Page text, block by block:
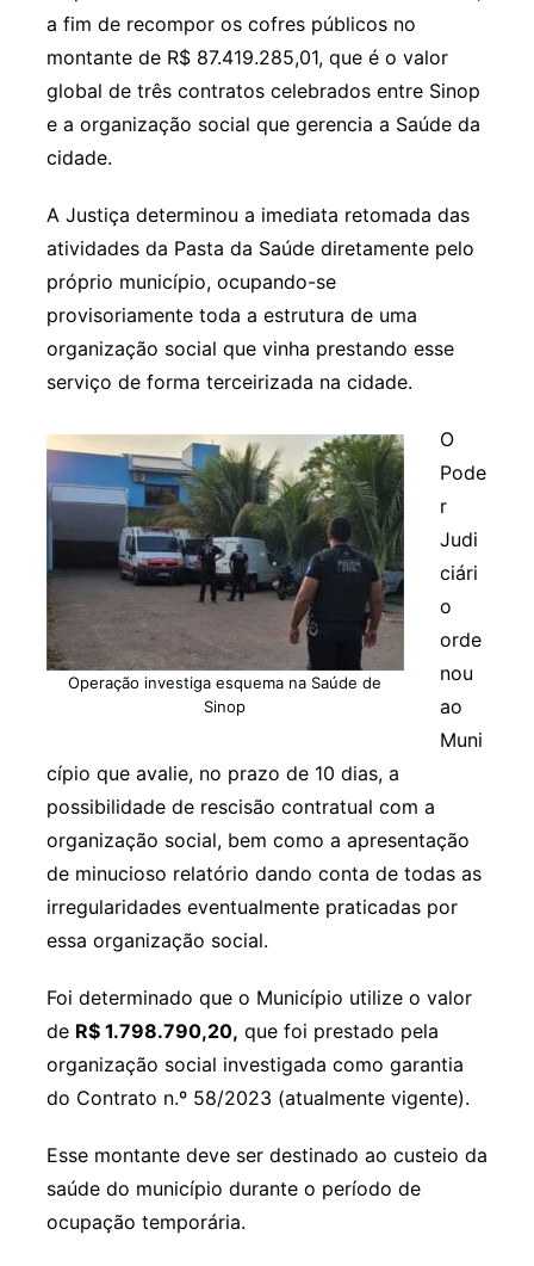
a fim de recompor os cofres públicos no
montante de R$ 87.419.285,01, que é o valor
global de três contratos celebrados entre Sinop
e a organização social que gerencia a Saúde da
cidade.
A Justiça determinou a imediata retomada das
atividades da Pasta da Saúde diretamente pelo
próprio município, ocupando-se
provisoriamente toda a estrutura de uma
organização social que vinha prestando esse
serviço de forma terceirizada na cidade.
Operação investiga esquema na Saúde de
Sinop
O
Pode
r
Judi
ciári
o
orde
nou
ao
Muni
cípio que avalie, no prazo de 10 dias, a
possibilidade de rescisão contratual com a
organização social, bem como a apresentação
de minucioso relatório dando conta de todas as
irregularidades eventualmente praticadas por
essa organização social.
Foi determinado que o Município utilize o valor
de R$ 1.798.790,20, que foi prestado pela
organização social investigada como garantia
do Contrato n.º 58/2023 (atualmente vigente).
Esse montante deve ser destinado ao custeio da
saúde do município durante o período de
ocupação temporária.